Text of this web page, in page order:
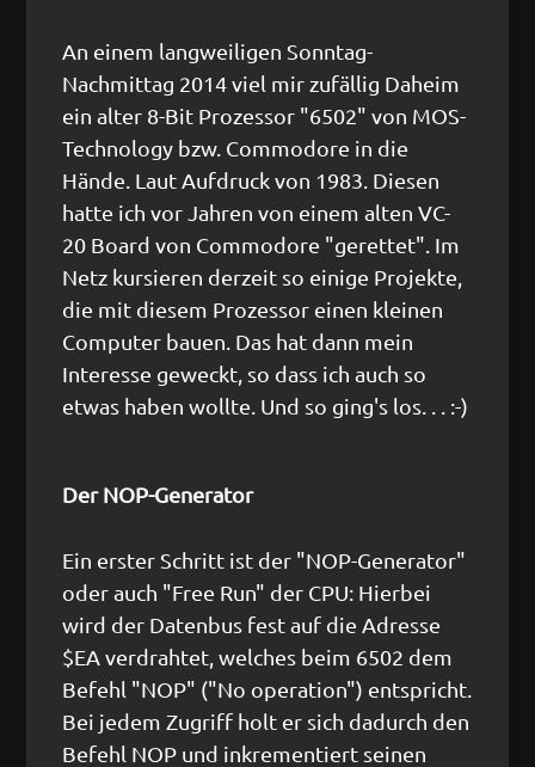
An einem langweiligen Sonntag-
Nachmittag 2014 viel mir zufällig Daheim
ein alter 8-Bit Prozessor "6502" von MOS-
Technology bzw. Commodore in die
Hände. Laut Aufdruck von 1983. Diesen
hatte ich vor Jahren von einem alten VC-
20 Board von Commodore "gerettet". Im
Netz kursieren derzeit so einige Projekte,
die mit diesem Prozessor einen kleinen
Computer bauen. Das hat dann mein
Interesse geweckt, so dass ich auch so
etwas haben wollte. Und so ging's los. . . :-)
Der NOP-Generator
Ein erster Schritt ist der "NOP-Generator"
oder auch "Free Run" der CPU: Hierbei
wird der Datenbus fest auf die Adresse
$EA verdrahtet, welches beim 6502 dem
Befehl "NOP" ("No operation") entspricht.
Bei jedem Zugriff holt er sich dadurch den
Befehl NOP und inkrementiert seinen